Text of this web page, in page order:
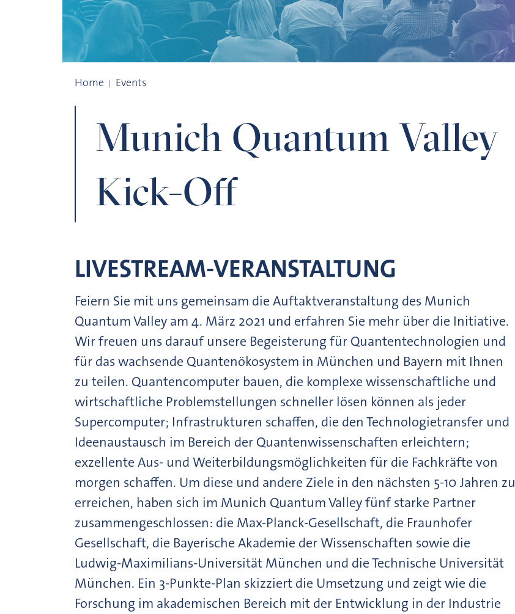
Home Events
Munich Quantum Valley
Kick-Off
LIVESTREAM-VERANSTALTUNG
Feiern Sie mit uns gemeinsam die Auftaktveranstaltung des Munich
Quantum Valley am 4. März 2021 und erfahren Sie mehr über die Initiative.
Wir freuen uns darauf unsere Begeisterung für Quantentechnologien und
für das wachsende Quantenökosystem in München und Bayern mit Ihnen
zu teilen. Quantencomputer bauen, die komplexe wissenschaftliche und
wirtschaftliche Problemstellungen schneller lösen können als jeder
Supercomputer; Infrastrukturen schaffen, die den Technologietransfer und
Ideenaustausch im Bereich der Quantenwissenschaften erleichtern;
exzellente Aus- und Weiterbildungsmöglichkeiten für die Fachkräfte von
morgen schaffen. Um diese und andere Ziele in den nächsten 5-10 Jahren zu
erreichen, haben sich im Munich Quantum Valley fünf starke Partner
zusammengeschlossen: die Max-Planck-Gesellschaft, die Fraunhofer
Gesellschaft, die Bayerische Akademie der Wissenschaften sowie die
Ludwig-Maximilians-Universität München und die Technische Universität
München. Ein 3-Punkte-Plan skizziert die Umsetzung und zeigt wie die
Forschung im akademischen Bereich mit der Entwicklung in der Industrie